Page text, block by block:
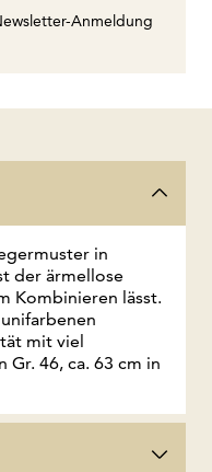
Anmeldung
in
der ärmellose
Kombinieren lässt.
mit viel
Gr. 46, ca. 63 cm in